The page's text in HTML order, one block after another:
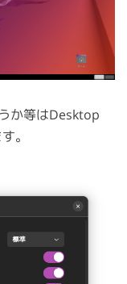
か等はDesktop
。